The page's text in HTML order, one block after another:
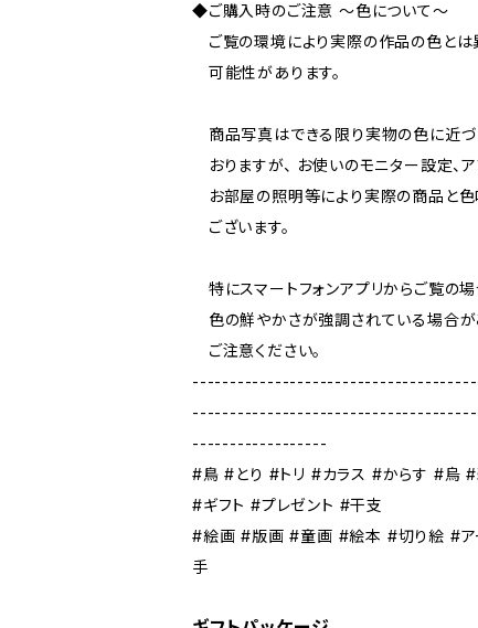
◆ご購入時のご注意 ～色について～
ご覧の環境により実際の作品の色とは
可能性があります。
商品写真はできる限り実物の色に近づ
おりますが、 お使いのモニター設定、ア
お部屋の照明等により実際の商品と
ございます。
特にスマートフォンアプリからご覧の場
色の鮮やかさが強調されている場合が
ご注意ください。
------------------
#鳥 #とり #トリ #カラス #からす #烏
#ギフト #プレゼント #干支
#絵画 #版画 #童画 #絵本 #切り絵 #ア
手